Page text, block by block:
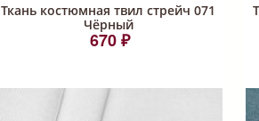
Ткань костюмная твил стрейч 071
Чёрный
670 ₽